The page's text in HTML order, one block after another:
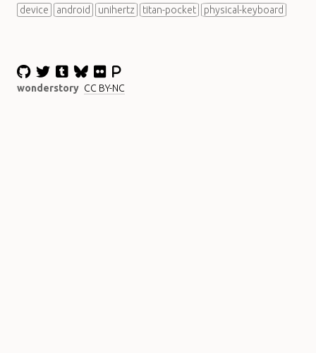
device
android unihertz titan-pocket physical-keyboard
wonderstory CC BY-NC